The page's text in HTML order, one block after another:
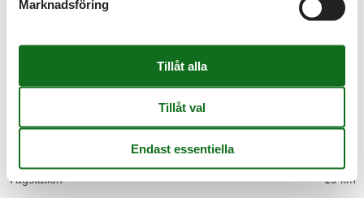
Andra
Building status
Andra
3 km
Golfcourse
5 km
Tågstation
19 km
Marknadsföring